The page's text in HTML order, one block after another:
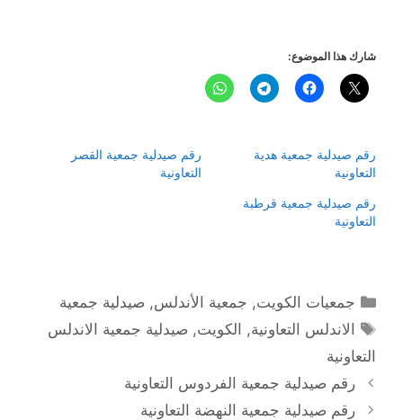
شارك هذا الموضوع:
رقم صيدلية جمعية هدية
التعاونية
رقم صيدلية جمعية القصر
التعاونية
رقم صيدلية جمعية قرطبة
التعاونية
التصنيفات
جمعيات الكويت, جمعية الأندلس, صيدلية جمعية
الوسوم
الاندلس التعاونية, الكويت, صيدلية جمعية الاندلس
التعاونية
رقم صيدلية جمعية الفردوس التعاونية
رقم صيدلية جمعية النهضة التعاونية